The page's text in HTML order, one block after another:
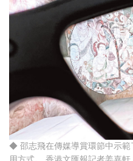
◆ 邵志飛在傳媒導賞環節中示範